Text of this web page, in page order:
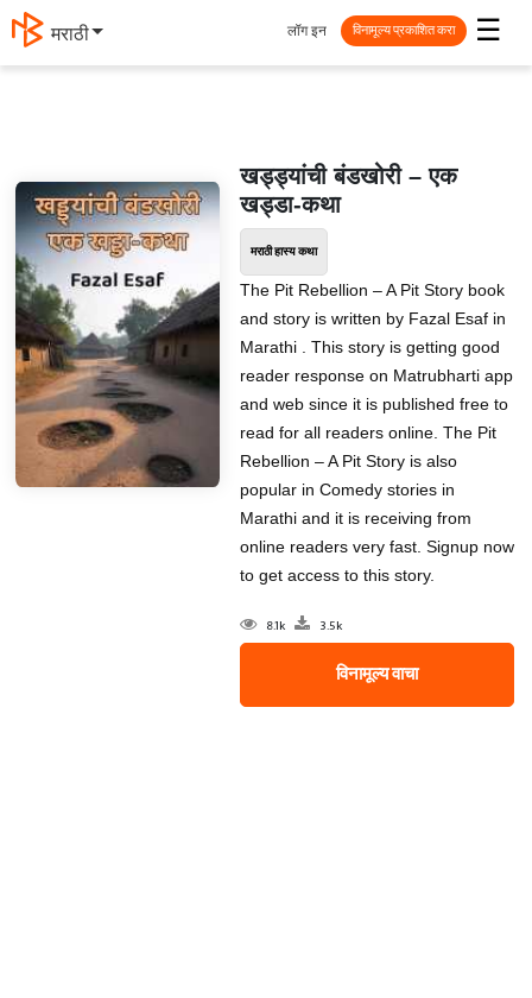
मराठी ☰
लॉग इन विनामूल्य प्रकाशित करा
खड्ड्यांची बंडखोरी – एक
खड्डा-कथा
मराठी हास्य कथा
The Pit Rebellion – A Pit Story book
and story is written by Fazal Esaf in
Marathi . This story is getting good
reader response on Matrubharti app
and web since it is published free to
read for all readers online. The Pit
Rebellion – A Pit Story is also
popular in Comedy stories in
Marathi and it is receiving from
online readers very fast. Signup now
to get access to this story.
8.1k 3.5k
विनामूल्य वाचा